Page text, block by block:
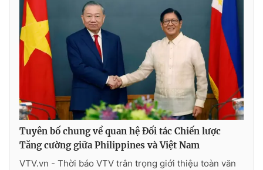
Tuyên bố chung về quan hệ Đối tác Chiến lược
Tăng cường giữa Philippines và Việt Nam
VTV.vn - Thời báo VTV trân trọng giới thiệu toàn văn